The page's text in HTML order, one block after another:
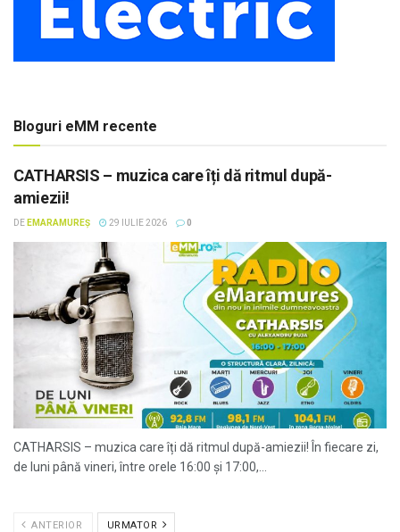
Bloguri eMM recente
CATHARSIS – muzica care îți dă ritmul după-
amiezii!
DE EMARAMUREȘ 29 IULIE 2026 0
CATHARSIS – muzica care îți dă ritmul după-amiezii! În fiecare zi,
de luni până vineri, între orele 16:00 și 17:00,...
ANTERIOR URMATOR